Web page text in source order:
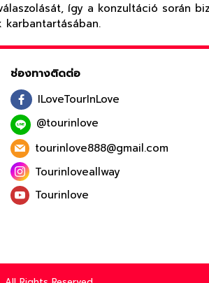
így a konzultáció során
ช่องทางติดต่อ
ILoveTourInLove
@tourinlove
tourinlove888@gmail.com
Tourinloveallway
Tourinlove